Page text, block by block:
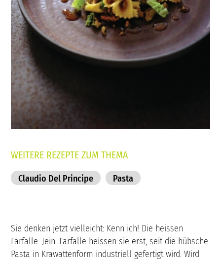
WEITERE REZEPTE ZUM THEMA
Claudio Del Principe Pasta
Sie denken jetzt vielleicht: Kenn ich! Die heissen
Farfalle. Jein. Farfalle heissen sie erst, seit die hübsche
Pasta in Krawattenform industriell gefertigt wird. Wird